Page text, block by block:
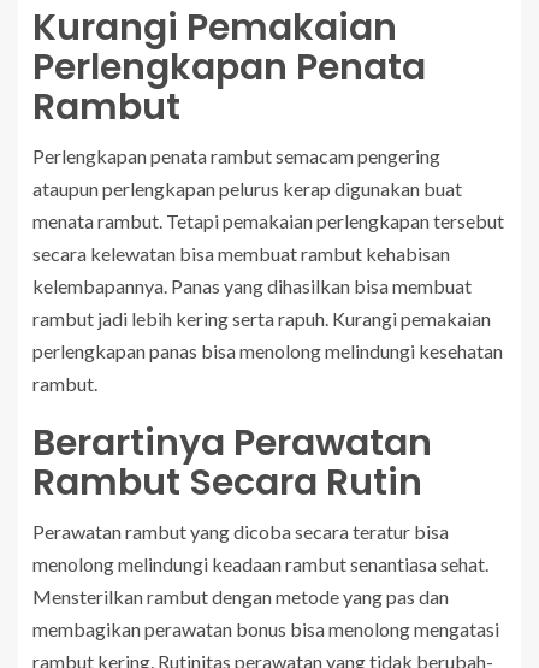
Kurangi Pemakaian
Perlengkapan Penata
Rambut
Perlengkapan penata rambut semacam pengering
ataupun perlengkapan pelurus kerap digunakan buat
menata rambut. Tetapi pemakaian perlengkapan tersebut
secara kelewatan bisa membuat rambut kehabisan
kelembapannya. Panas yang dihasilkan bisa membuat
rambut jadi lebih kering serta rapuh. Kurangi pemakaian
perlengkapan panas bisa menolong melindungi kesehatan
rambut.
Berartinya Perawatan
Rambut Secara Rutin
Perawatan rambut yang dicoba secara teratur bisa
menolong melindungi keadaan rambut senantiasa sehat.
Mensterilkan rambut dengan metode yang pas dan
membagikan perawatan bonus bisa menolong mengatasi
rambut kering. Rutinitas perawatan yang tidak berubah-